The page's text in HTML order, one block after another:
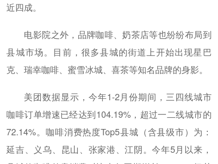
近四成。
电影院之外，品牌咖啡、奶茶店等也纷纷布局到
县城市场。目前，很多县城的街道上开始出现星巴
克、瑞幸咖啡、蜜雪冰城、喜茶等知名品牌的身影。
美团数据显示，今年1-2月份期间，三四线城市
咖啡订单增速已经达到104.19%，超过一二线城市的
72.14%。咖啡消费热度Top5县城（含县级市）为：
延吉、义乌、昆山、张家港、江阴。今年5月以来，